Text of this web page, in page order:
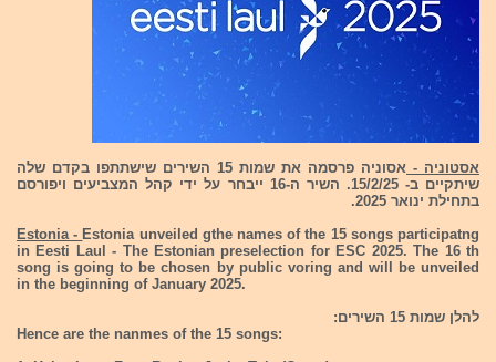
אסטוניה -
אסוניה פרסמה את שמות 15 השירים שישתתפו בקדם שלה
שיתקיים ב- 15/2/25. השיר ה-16 ייבחר על ידי קהל המצביעים ויפורסם
בתחילת ינואר 2025.
Estonia - Estonia unveiled gthe names of the 15 songs participatng
in Eesti Laul - The Estonian preselection for ESC 2025. The 16 th
song is going to be chosen by public voring and will be unveiled
in the beginning of January 2025.
להלן שמות 15 השירים:
Hence are the nanmes of the 15 songs: